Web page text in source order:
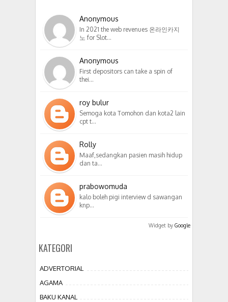
Anonymous
In 2021 the web revenues 온라인카지
노 for Slot…
Anonymous
First depositors can take a spin of
thei…
roy bulur
Semoga kota Tomohon dan kota2 lain
cpt t…
Rolly
Maaf,sedangkan pasien masih hidup
dan ta…
prabowomuda
kalo boleh pigi interview d sawangan
knp…
Widget by Google
KATEGORI
ADVERTORIAL
AGAMA
BAKU KANAL